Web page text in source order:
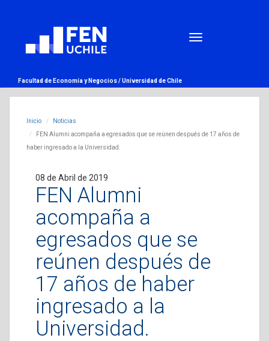
Facultad de Economía y Negocios /Universidad de Chile
Inicio
Noticias
FEN Alumni acompaña a egresados que se reúnen después de 17 años de
haber ingresado a la Universidad.
08 de Abril de 2019
FEN Alumni
acompaña a
egresados que se
reúnen después de
17 años de haber
ingresado a la
Universidad.